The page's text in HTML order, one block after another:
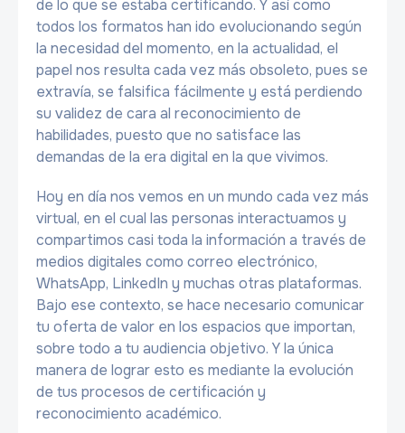
de lo que se estaba certificando. Y así como
todos los formatos han ido evolucionando según
la necesidad del momento, en la actualidad, el
papel nos resulta cada vez más obsoleto, pues se
extravía, se falsifica fácilmente y está perdiendo
su validez de cara al reconocimiento de
habilidades, puesto que no satisface las
demandas de la era digital en la que vivimos.
Hoy en día nos vemos en un mundo cada vez más
virtual, en el cual las personas interactuamos y
compartimos casi toda la información a través de
medios digitales como correo electrónico,
WhatsApp, LinkedIn y muchas otras plataformas.
Bajo ese contexto, se hace necesario comunicar
tu oferta de valor en los espacios que importan,
sobre todo a tu audiencia objetivo. Y la única
manera de lograr esto es mediante la evolución
de tus procesos de certificación y
reconocimiento académico.